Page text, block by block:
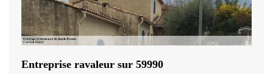
Entreprise ravaleur sur 59990